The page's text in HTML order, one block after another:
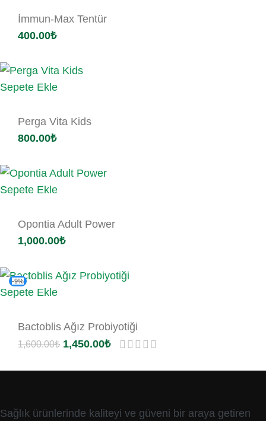
İmmun-Max Tentür
400.00₺
Sepete Ekle
Perga Vita Kids
800.00₺
Sepete Ekle
Opontia Adult Power
1,000.00₺
-9%
Sepete Ekle
Bactoblis Ağız Probiyotiği
1,600.00₺ 1,450.00₺
Sağlık ürünlerinde kaliteyi ve güveni bir araya getiren